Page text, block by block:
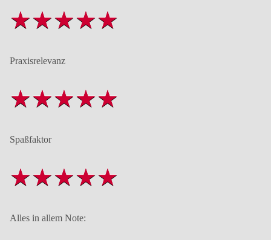
Praxisrelevanz
Spaßfaktor
Alles in allem Note: